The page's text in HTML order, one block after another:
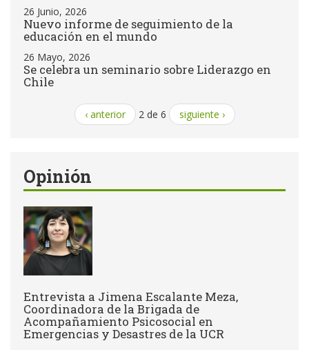
26 Junio, 2026
Nuevo informe de seguimiento de la
educación en el mundo
26 Mayo, 2026
Se celebra un seminario sobre Liderazgo en
Chile
‹ anterior 2 de 6 siguiente ›
Opinión
Entrevista a Jimena Escalante Meza,
Coordinadora de la Brigada de
Acompañamiento Psicosocial en
Emergencias y Desastres de la UCR